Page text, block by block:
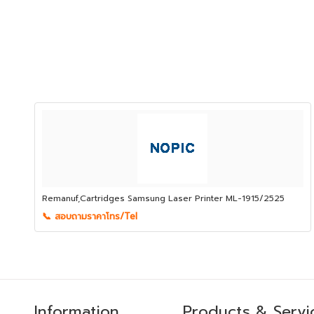
Remanuf,Cartridges Samsung Laser Printer ML-1915/2525
📞 สอบถามราคาโทร/Tel